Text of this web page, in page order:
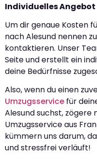
Individuelles Angebot
Um dir genaue Kosten
nach Alesund nennen
kontaktieren. Unser
Seite und erstellt ein
deine Bedürfnisse
Also, wenn du einen
Umzugsservice für
Alesund suchst, zögere
Umzugsservice aus
kümmern uns darum,
und stressfrei verläuft!